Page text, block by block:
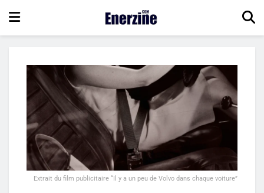
Extrait du film publicitaire “Il y a un peu de Volvo dans chaque voiture”